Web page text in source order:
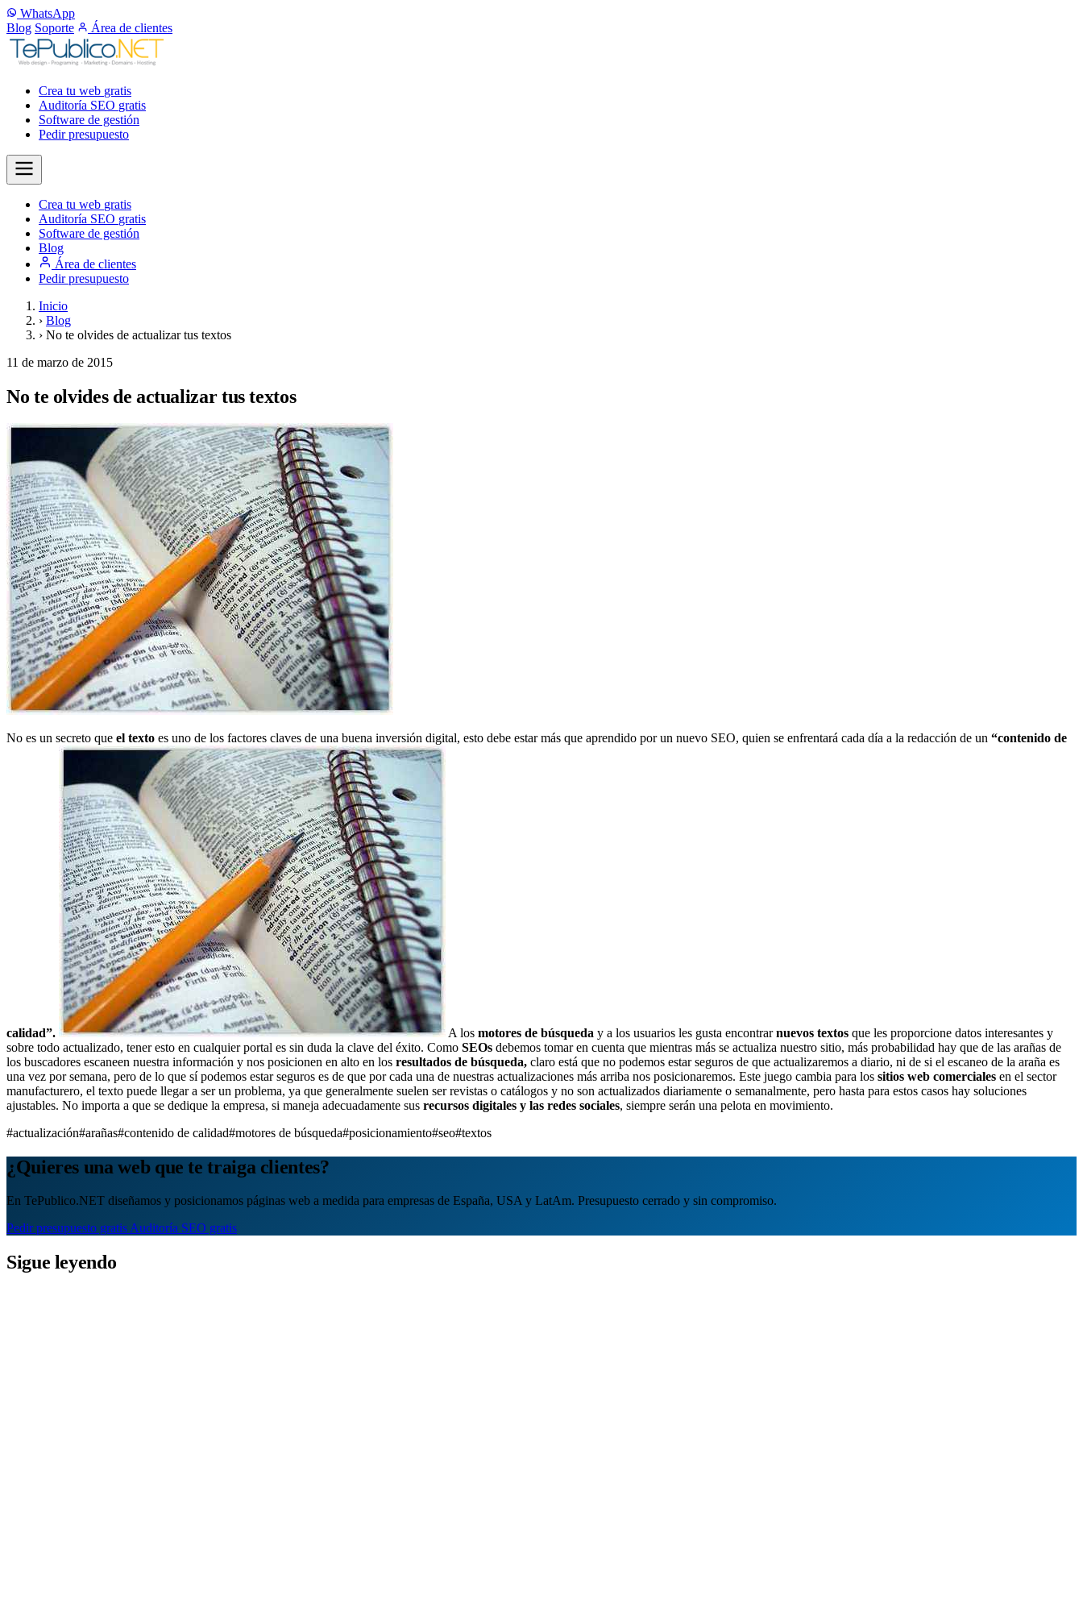
WhatsApp
Blog Soporte Área de clientes
Crea tu web gratis
Auditoría SEO gratis
Software de gestión
Pedir presupuesto
Crea tu web gratis
Auditoría SEO gratis
Software de gestión
Blog
Área de clientes
Pedir presupuesto
Inicio
› Blog
› No te olvides de actualizar tus textos
11 de marzo de 2015
No te olvides de actualizar tus textos
No es un secreto que el texto es uno de los factores claves de una buena inversión digital, esto debe estar más que aprendido por un nuevo SEO, quien se enfrentará cada día a la redacción de un “contenido de
calidad”. A los motores de búsqueda y a los usuarios les gusta encontrarnuevos textos que les proporcione datos interesantes y
sobre todo actualizado, tener esto en cualquier portal es sin duda la clave del éxito. Como SEOs debemos tomar en cuenta que mientras más se actualiza nuestro sitio, más probabilidad hay que de las arañas de
los buscadores escaneen nuestra información y nos posicionen en alto en los resultados de búsqueda, claro está que no podemos estar seguros de que actualizaremos a diario, ni de si el escaneo de la araña es
una vez por semana, pero de lo que sí podemos estar seguros es de que por cada una de nuestras actualizaciones más arriba nos posicionaremos. Este juego cambia para los sitios web comerciales en el sector
manufacturero, el texto puede llegar a ser un problema, ya que generalmente suelen ser revistas o catálogos y no son actualizados diariamente o semanalmente, pero hasta para estos casos hay soluciones
ajustables. No importa a que se dedique la empresa, si maneja adecuadamente sus recursos digitales y las redes sociales, siempre serán una pelota en movimiento.
#actualización#arañas#contenido de calidad#motores de búsqueda#posicionamiento#seo#textos
¿Quieres una web que te traiga clientes?
En TePublico.NET diseñamos y posicionamos páginas web a medida para empresas de España, USA y LatAm. Presupuesto cerrado y sin compromiso.
Pedir presupuesto gratis Auditoría SEO gratis
Sigue leyendo